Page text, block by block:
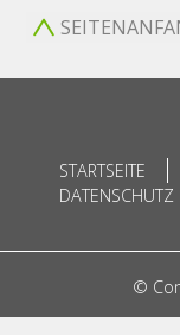
STARTSEITE
DATENSCHUTZ
©